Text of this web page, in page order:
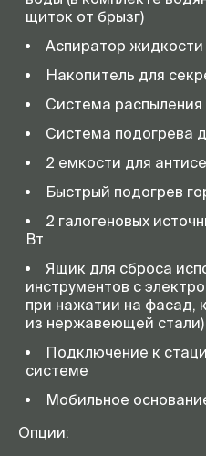
щиток от брызг)
Аспиратор жидкости
Накопитель для
Система
Система подогрева
2 емкости для
Быстрый подогрев
2 галогеновых
Вт
Ящик для сброса
инструментов с
при нажатии на фасад,
из нержавеющей стали)
Подключение к
системе
Мобильное
Опции: